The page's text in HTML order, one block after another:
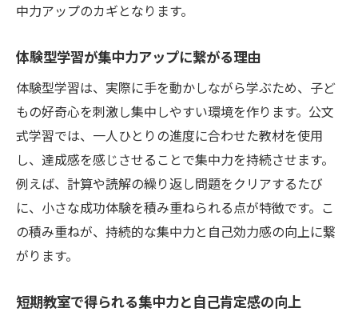
中力アップのカギとなります。
体験型学習が集中力アップに繋がる理由
体験型学習は、実際に手を動かしながら学ぶため、子ど
もの好奇心を刺激し集中しやすい環境を作ります。公文
式学習では、一人ひとりの進度に合わせた教材を使用
し、達成感を感じさせることで集中力を持続させます。
例えば、計算や読解の繰り返し問題をクリアするたび
に、小さな成功体験を積み重ねられる点が特徴です。こ
の積み重ねが、持続的な集中力と自己効力感の向上に繋
がります。
短期教室で得られる集中力と自己肯定感の向上